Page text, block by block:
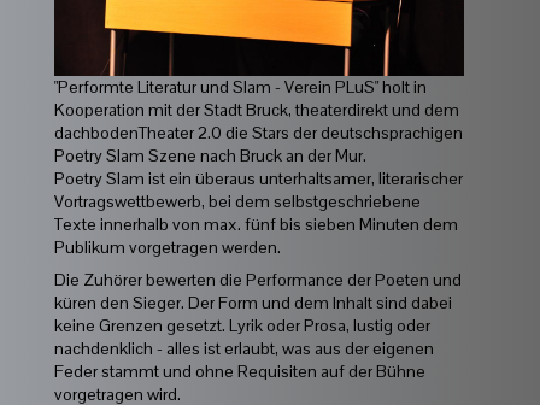
"Performte Literatur und Slam - Verein PLuS" holt in
Kooperation mit der Stadt Bruck, theaterdirekt und dem
dachbodenTheater 2.0 die Stars der deutschsprachigen
Poetry Slam Szene nach Bruck an der Mur.
Poetry Slam ist ein überaus unterhaltsamer, literarischer
Vortragswettbewerb, bei dem selbstgeschriebene
Texte innerhalb von max. fünf bis sieben Minuten dem
Publikum vorgetragen werden.
Die Zuhörer bewerten die Performance der Poeten und
küren den Sieger. Der Form und dem Inhalt sind dabei
keine Grenzen gesetzt. Lyrik oder Prosa, lustig oder
nachdenklich - alles ist erlaubt, was aus der eigenen
Feder stammt und ohne Requisiten auf der Bühne
vorgetragen wird.